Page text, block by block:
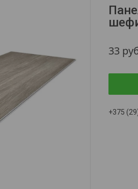
33
+375